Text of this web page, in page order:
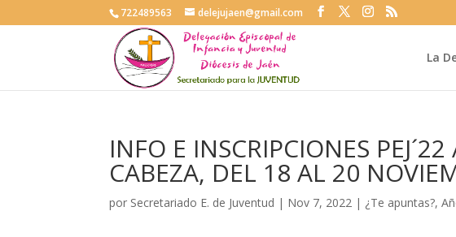
722489563 delejujaen@gmail.com
La
INFO E INSCRIPCIONES
CABEZA, DEL 18 AL 20
por Secretariado E. de Juventud | Nov 7, 2022 | ¿Te apuntas?,